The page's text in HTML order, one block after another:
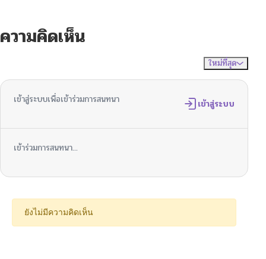
ความคิดเห็น
ใหม่ที่สุด
เข้าสู่ระบบเพื่อเข้าร่วมการสนทนา เข้าสู่ระบบ
เข้าร่วมการสนทนา...
ยังไม่มีความคิดเห็น